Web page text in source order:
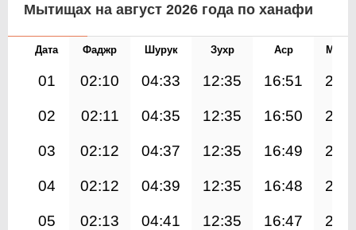
Мытищах на август 2026 года по ханафи
Дата Фаджр Шурук Зухр Аср
01 02:10 04:33 12:35 16:51
02 02:11 04:35 12:35 16:50
03 02:12 04:37 12:35 16:49
04 02:12 04:39 12:35 16:48
05 02:13 04:41 12:35 16:47